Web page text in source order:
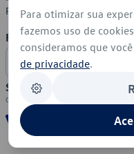
Política de Cookies
Formas de Pagamento
Segurança
Para otimizar sua
fazemos uso de
consideramos que
de privacidade.